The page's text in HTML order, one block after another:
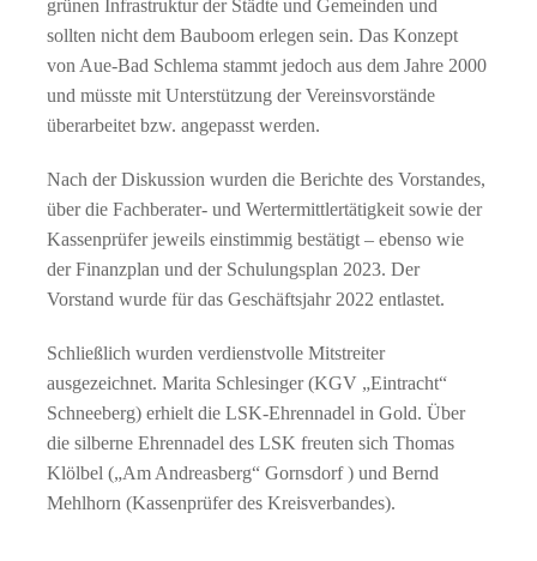
grünen Infrastruktur der Städte und Gemeinden und
sollten nicht dem Bauboom erlegen sein. Das Konzept
von Aue-Bad Schlema stammt jedoch aus dem Jahre 2000
und müsste mit Unterstützung der Vereinsvorstände
überarbeitet bzw. angepasst werden.
Nach der Diskussion wurden die Berichte des Vorstandes,
über die Fachberater- und Wertermittlertätigkeit sowie der
Kassenprüfer jeweils einstimmig bestätigt – ebenso wie
der Finanzplan und der Schulungsplan 2023. Der
Vorstand wurde für das Geschäftsjahr 2022 entlastet.
Schließlich wurden verdienstvolle Mitstreiter
ausgezeichnet. Marita Schlesinger (KGV „Eintracht“
Schneeberg) erhielt die LSK-Ehrennadel in Gold. Über
die silberne Ehrennadel des LSK freuten sich Thomas
Klölbel („Am Andreasberg“ Gornsdorf ) und Bernd
Mehlhorn (Kassenprüfer des Kreisverbandes).